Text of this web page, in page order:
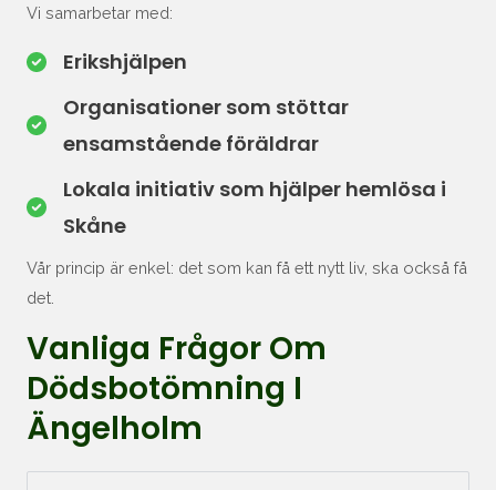
Vi samarbetar med:
Erikshjälpen
Organisationer som stöttar
ensamstående föräldrar
Lokala initiativ som hjälper hemlösa i
Skåne
Vår princip är enkel: det som kan få ett nytt liv, ska också få
det.
Vanliga Frågor Om
Dödsbotömning I
Ängelholm